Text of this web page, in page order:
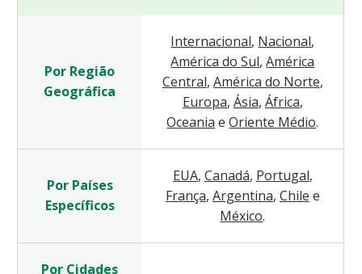
Por Região
Geográfica
Internacional, Nacional,
América do Sul, América
Central, América do Norte,
Europa, Ásia, África,
Oceania e Oriente Médio.
Por Países
Específicos
EUA, Canadá, Portugal,
França, Argentina, Chile e
México.
Por Cidades